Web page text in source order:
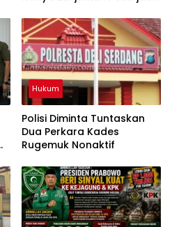
Proyek
Hukum
Polisi Diminta Tuntaskan
Dua Perkara Kades
Rugemuk Nonaktif